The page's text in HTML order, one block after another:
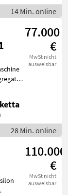
14 Min. online
77.000
€
MwSt nicht
ausweisbar
auf
28 Min. online
110.000
€
MwSt nicht
ausweisbar